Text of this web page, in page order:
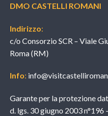
DMO CASTELLI ROMANI
Indirizzo:
c/o Consorzio SCR – Viale
Roma (RM)
Info:
Garante per la protezione
d. lgs. 30 giugno 2003 n°196